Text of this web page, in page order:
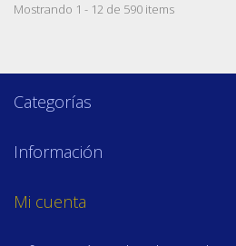
Mostrando 1 - 12 de 590 items
Categorías
Información
Mi cuenta